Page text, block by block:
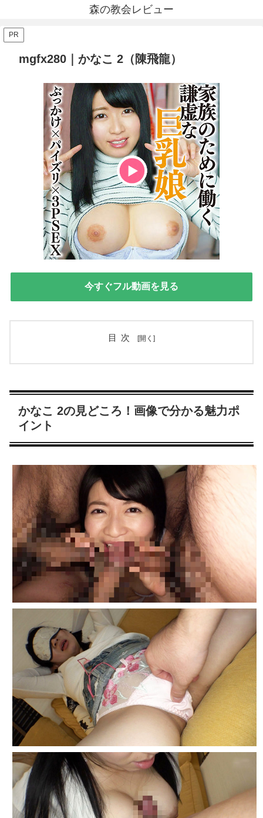
森の教会レビュー
PR
mgfx280｜かなこ 2（陳飛龍）
今すぐフル動画を見る
目次
かなこ 2の見どころ！画像で分かる魅力ポ
イント